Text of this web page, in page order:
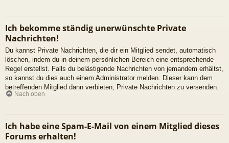
Ich bekomme ständig unerwünschte Private
Nachrichten!
Du kannst Private Nachrichten, die dir ein Mitglied sendet, automatisch
löschen, indem du in deinem persönlichen Bereich eine entsprechende
Regel erstellst. Falls du belästigende Nachrichten von jemandem erhältst,
so kannst du dies auch einem Administrator melden. Dieser kann dem
betreffenden Mitglied dann verbieten, Private Nachrichten zu versenden.
Nach oben
Ich habe eine Spam-E-Mail von einem Mitglied dieses
Forums erhalten!